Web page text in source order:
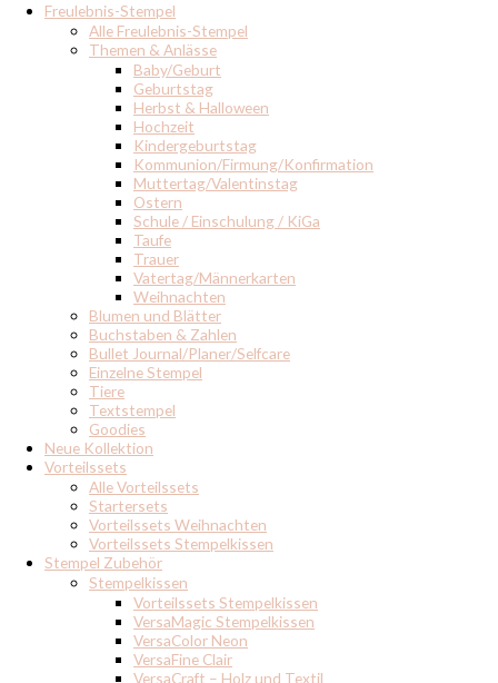
Freulebnis-Stempel
Alle Freulebnis-Stempel
Themen & Anlässe
Baby/Geburt
Geburtstag
Herbst & Halloween
Hochzeit
Kindergeburtstag
Kommunion/Firmung/Konfirmation
Muttertag/Valentinstag
Ostern
Schule / Einschulung / KiGa
Taufe
Trauer
Vatertag/Männerkarten
Weihnachten
Blumen und Blätter
Buchstaben & Zahlen
Bullet Journal/Planer/Selfcare
Einzelne Stempel
Tiere
Textstempel
Goodies
Neue Kollektion
Vorteilssets
Alle Vorteilssets
Startersets
Vorteilssets Weihnachten
Vorteilssets Stempelkissen
Stempel Zubehör
Stempelkissen
Vorteilssets Stempelkissen
VersaMagic Stempelkissen
VersaColor Neon
VersaFine Clair
VersaCraft – Holz und Textil